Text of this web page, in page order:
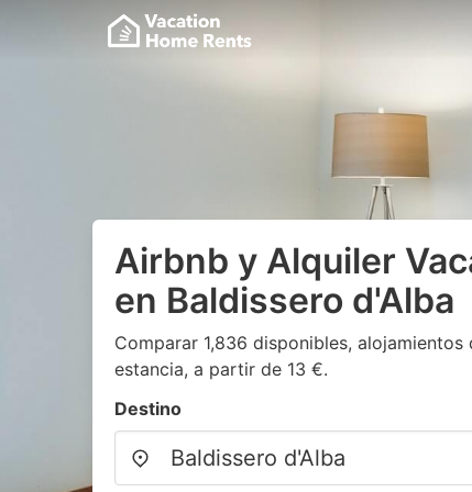
Airbnb y Alquiler
en Baldissero d'Alba
Comparar 1,836 disponibles,
estancia, a partir de 13 €.
Destino